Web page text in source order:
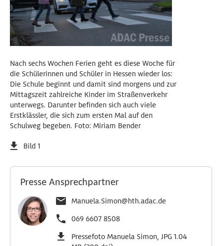
Nach sechs Wochen Ferien geht es diese Woche für
die Schülerinnen und Schüler in Hessen wieder los:
Die Schule beginnt und damit sind morgens und zur
Mittagszeit zahlreiche Kinder im Straßenverkehr
unterwegs. Darunter befinden sich auch viele
Erstklässler, die sich zum ersten Mal auf den
Schulweg begeben. Foto: Miriam Bender
Bild 1
Presse Ansprechpartner
Manuela.Simon@hth.adac.de
069 6607 8508
Pressefoto Manuela Simon, JPG 1.04